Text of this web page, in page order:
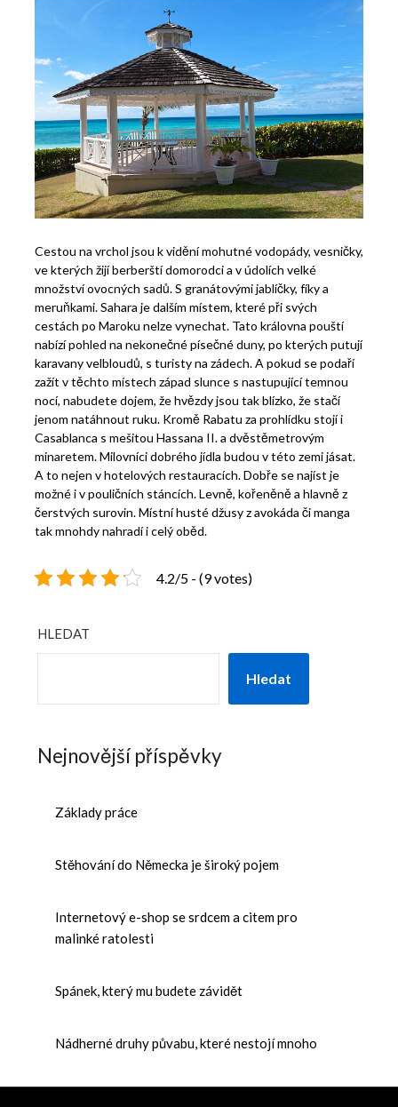
Cestou na vrchol jsou k vidění mohutné vodopády, vesničky,
ve kterých žijí berberští domorodci a v údolích velké
množství ovocných sadů. S granátovými jablíčky, fíky a
meruňkami. Sahara je dalším místem, které při svých
cestách po Maroku nelze vynechat. Tato královna pouští
nabízí pohled na nekonečné písečné duny, po kterých putují
karavany velbloudů, s turisty na zádech. A pokud se podaří
zažít v těchto místech západ slunce s nastupující temnou
nocí, nabudete dojem, že hvězdy jsou tak blízko, že stačí
jenom natáhnout ruku. Kromě Rabatu za prohlídku stojí i
Casablanca s mešitou Hassana II. a dvěstěmetrovým
minaretem. Milovníci dobrého jídla budou v této zemi jásat.
A to nejen v hotelových restauracích. Dobře se najíst je
možné i v pouličních stáncích. Levně, kořeněně a hlavně z
čerstvých surovin. Místní husté džusy z avokáda či manga
tak mnohdy nahradí i celý oběd.
4.2/5 - (9 votes)
HLEDAT
Hledat
Nejnovější příspěvky
Základy práce
Stěhování do Německa je široký pojem
Internetový e-shop se srdcem a citem pro
malinké ratolesti
Spánek, který mu budete závidět
Nádherné druhy půvabu, které nestojí mnoho